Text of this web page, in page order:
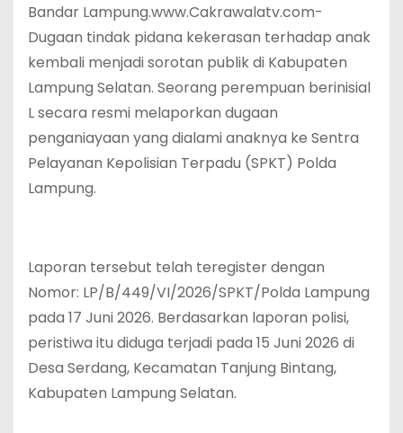
Bandar Lampung.www.Cakrawalatv.com-
Dugaan tindak pidana kekerasan terhadap anak
kembali menjadi sorotan publik di Kabupaten
Lampung Selatan. Seorang perempuan berinisial
L secara resmi melaporkan dugaan
penganiayaan yang dialami anaknya ke Sentra
Pelayanan Kepolisian Terpadu (SPKT) Polda
Lampung.
Laporan tersebut telah teregister dengan
Nomor: LP/B/449/VI/2026/SPKT/Polda Lampung
pada 17 Juni 2026. Berdasarkan laporan polisi,
peristiwa itu diduga terjadi pada 15 Juni 2026 di
Desa Serdang, Kecamatan Tanjung Bintang,
Kabupaten Lampung Selatan.